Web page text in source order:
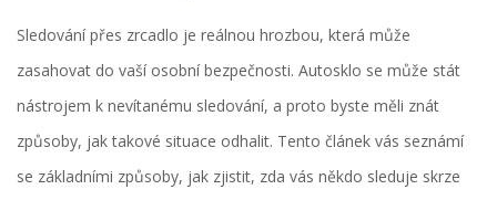
Sledování přes zrcadlo je reálnou hrozbou, která může
zasahovat do vaší osobní bezpečnosti. Autosklo se může stát
nástrojem k nevítanému sledování, a proto byste měli znát
způsoby, jak takové situace odhalit. Tento článek vás seznámí
se základními způsoby, jak zjistit, zda vás někdo sleduje skrze